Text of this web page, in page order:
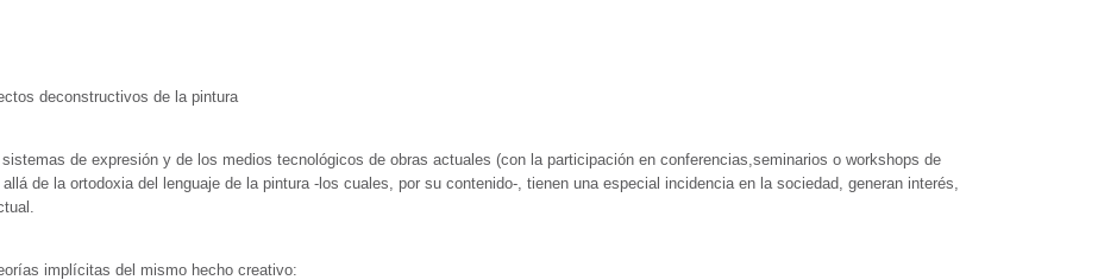
deconstructivos de la pintura
de expresión y de los medios tecnológicos de obras actuales (con la participación en conferencias,seminarios o workshops de
de la ortodoxia del lenguaje de la pintura -los cuales, por su contenido-, tienen una especial incidencia en la sociedad, generan interés,
implícitas del mismo hecho creativo: